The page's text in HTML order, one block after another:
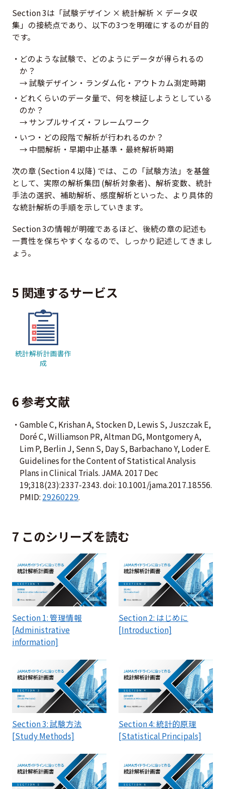
Section 3は「試験デザイン × 統計解析 × データ収
集」の接続点であり、以下の3つを明確にするのが目的
です。
どのような試験で、どのようにデータが得られるの
か？
→ 試験デザイン・ランダム化・アウトカム測定時期
どれくらいのデータ量で、何を検証しようとしている
のか？
→ サンプルサイズ・フレームワーク
いつ・どの段階で解析が行われるのか？
→ 中間解析・早期中止基準・最終解析時期
次の章 (Section 4 以降) では、この「試験方法」を基盤
として、実際の解析集団 (解析対象者)、解析変数、統計
手法の選択、補助解析、感度解析といった、より具体的
な統計解析の手順を示していきます。
Section 3の情報が明確であるほど、後続の章の記述も
一貫性を保ちやすくなるので、しっかり記述してきまし
ょう。
5 関連するサービス
統計解析計画書作
成
6 参考文献
Gamble C, Krishan A, Stocken D, Lewis S, Juszczak E,
Doré C, Williamson PR, Altman DG, Montgomery A,
Lim P, Berlin J, Senn S, Day S, Barbachano Y, Loder E.
Guidelines for the Content of Statistical Analysis
Plans in Clinical Trials. JAMA. 2017 Dec
19;318(23):2337-2343. doi: 10.1001/jama.2017.18556.
PMID: 29260229.
7 このシリーズを読む
Section 1: 管理情報
[Administrative
information]
Section 2: はじめに
[Introduction]
Section 3: 試験方法
[Study Methods]
Section 4: 統計的原理
[Statistical Principals]